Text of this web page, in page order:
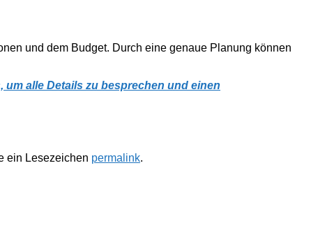
und dem Budget. Durch eine genaue Planung können
alle Details zu besprechen und einen
ein Lesezeichen permalink.